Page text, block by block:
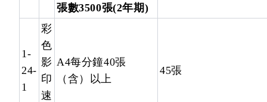
張數3500張(2年期)
1-
24-
1
彩
色
影
印
速
A4每分鐘40張
（含）以上
45張